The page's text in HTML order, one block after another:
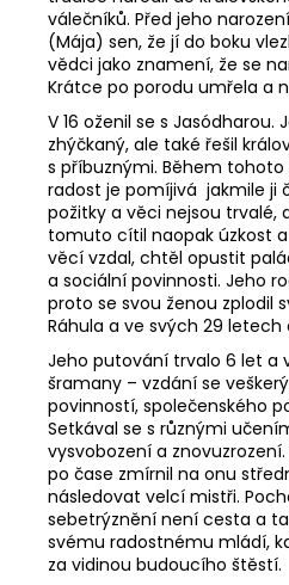
válečníků. Před jeho
(Mája) sen, že jí do boku
vědci jako znamení, že se
Krátce po porodu umřela a
V 16 oženil se s Jasódharou.
zhýčkaný, ale také řešil
s příbuznými. Během tohoto
radost je pomíjivá jakmile ji
požitky a věci nejsou trvalé,
tomuto cítil naopak úzkost
věcí vzdal, chtěl opustit
a sociální povinnosti. Jeho
proto se svou ženou zplodil
Ráhula a ve svých 29 letech
Jeho putování trvalo 6 let a
šramany – vzdání se
povinností, společenského
Setkával se s různými
vysvobození a
po čase zmírnil na onu
následovat velcí mistři.
sebetrýznění není cesta a
svému radostnému mládí,
za vidinou budoucího štěstí.